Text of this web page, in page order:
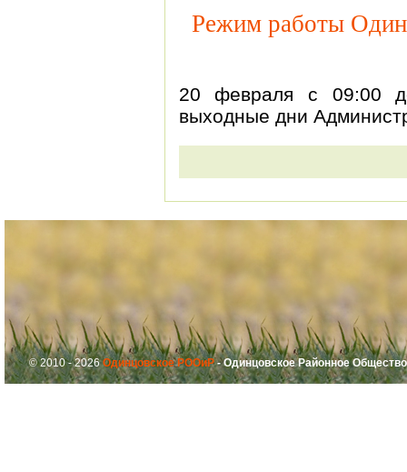
Режим работы
20 февраля с 09:00
выходные дни
© 2010 - 2026Одинцовское РООиР- Одинцовское Районное